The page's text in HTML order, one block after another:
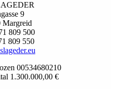
9
Margreid
809 500
809 550
00534680210
1.300.000,00 €